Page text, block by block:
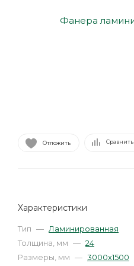
Отложить Сравнить
Характеристики
Тип — Ламинированная
Толщина, мм — 24
Размеры, мм — 3000х1500